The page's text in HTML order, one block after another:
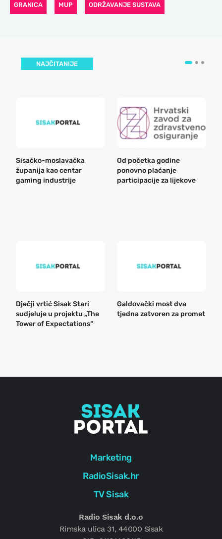
GRANICA MUP ODRŽAVANJE SUSTAVA
NAJČITANIJE
Sisačko-moslavačka
županija kao centar
gaming industrije
Od početka godine
ponovno plaćanje
participacije za lijekove
Dječji vrtić Sisak Stari
sudjeluje u projektu „The
Tower of Expectations“
Galdovački most dva
tjedna zatvoren za promet
Marketing
RadioSisak.hr
TV Sisak
Radio Sisak d.o.o
Rimska ulica 31, 44000 Sisak